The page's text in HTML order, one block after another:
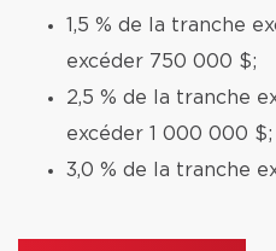
1,5 % de la tranche
excéder 750 000 $;
2,5 % de la tranche
excéder 1 000 000 $;
3,0 % de la tranche